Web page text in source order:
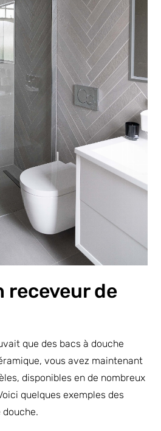
receveur de
que des bacs à douche
vous avez maintenant
disponibles en de nombreux
quelques exemples des